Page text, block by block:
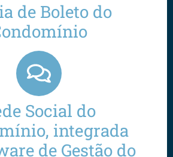
de Boleto do
Social do
integrada
de Gestão do